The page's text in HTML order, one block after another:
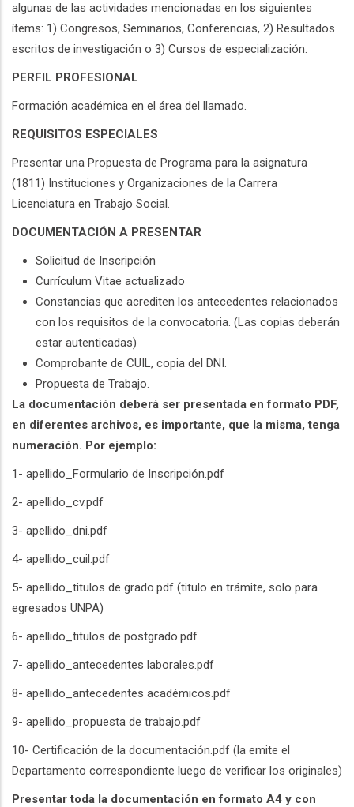
algunas de las actividades mencionadas en los siguientes
ítems: 1) Congresos, Seminarios, Conferencias, 2) Resultados
escritos de investigación o 3) Cursos de especialización.
PERFIL PROFESIONAL
Formación académica en el área del llamado.
REQUISITOS ESPECIALES
Presentar una Propuesta de Programa para la asignatura
(1811) Instituciones y Organizaciones de la Carrera
Licenciatura en Trabajo Social.
DOCUMENTACIÓN A PRESENTAR
Solicitud de Inscripción
Currículum Vitae actualizado
Constancias que acrediten los antecedentes relacionados
con los requisitos de la convocatoria. (Las copias deberán
estar autenticadas)
Comprobante de CUIL, copia del DNI.
Propuesta de Trabajo.
La documentación deberá ser presentada en formato PDF,
en diferentes archivos, es importante, que la misma, tenga
numeración. Por ejemplo:
1- apellido_Formulario de Inscripción.pdf
2- apellido_cv.pdf
3- apellido_dni.pdf
4- apellido_cuil.pdf
5- apellido_titulos de grado.pdf (titulo en trámite, solo para
egresados UNPA)
6- apellido_titulos de postgrado.pdf
7- apellido_antecedentes laborales.pdf
8- apellido_antecedentes académicos.pdf
9- apellido_propuesta de trabajo.pdf
10- Certificación de la documentación.pdf (la emite el
Departamento correspondiente luego de verificar los originales)
Presentar toda la documentación en formato A4 y con